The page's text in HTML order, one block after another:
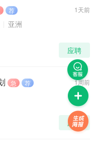
1天前
荐
亚洲
应聘
1周前
急 荐
应聘